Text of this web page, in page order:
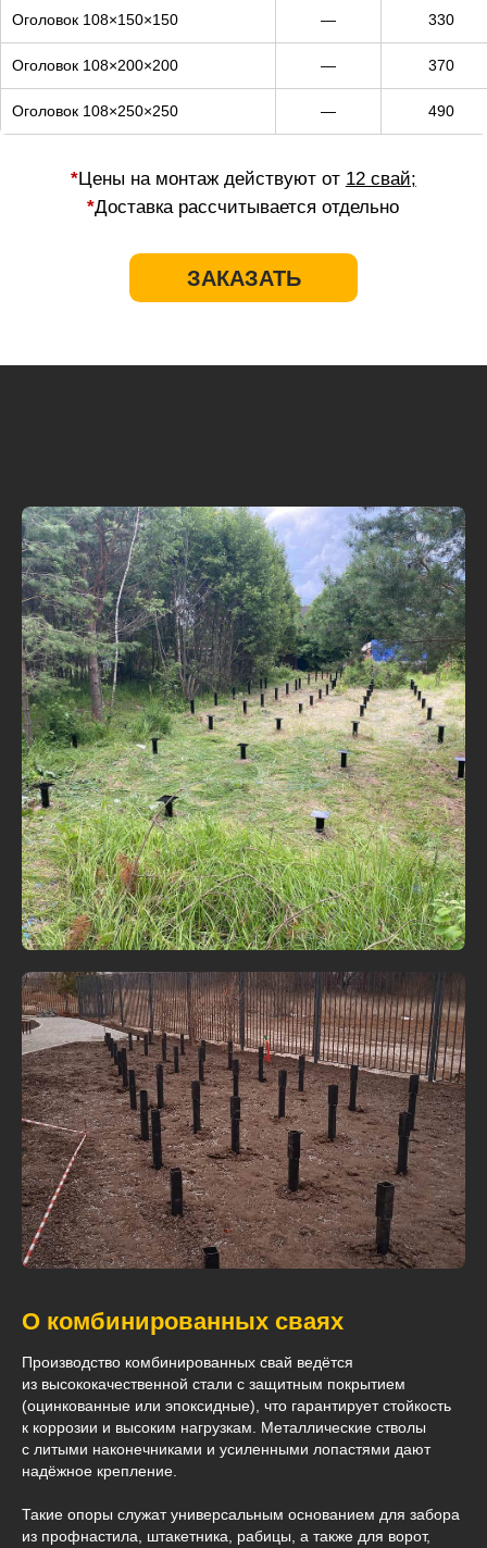
Оголовок 108×150×150 — 330
Оголовок 108×200×200 — 370
Оголовок 108×250×250 — 490
О комбинированных сваях
Производство комбинированных свай ведётся
из высококачественной стали с защитным покрытием
(оцинкованные или эпоксидные), что гарантирует стойкость
к коррозии и высоким нагрузкам. Металлические стволы
с литыми наконечниками и усиленными лопастями дают
надёжное крепление.
Такие опоры служат универсальным основанием для забора
из профнастила, штакетника, рабицы, а также для ворот,